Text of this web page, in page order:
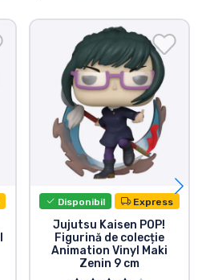
Disponibil Express
Jujutsu Kaisen POP!
Figurină de colecție
Animation Vinyl Maki
Zenin 9 cm